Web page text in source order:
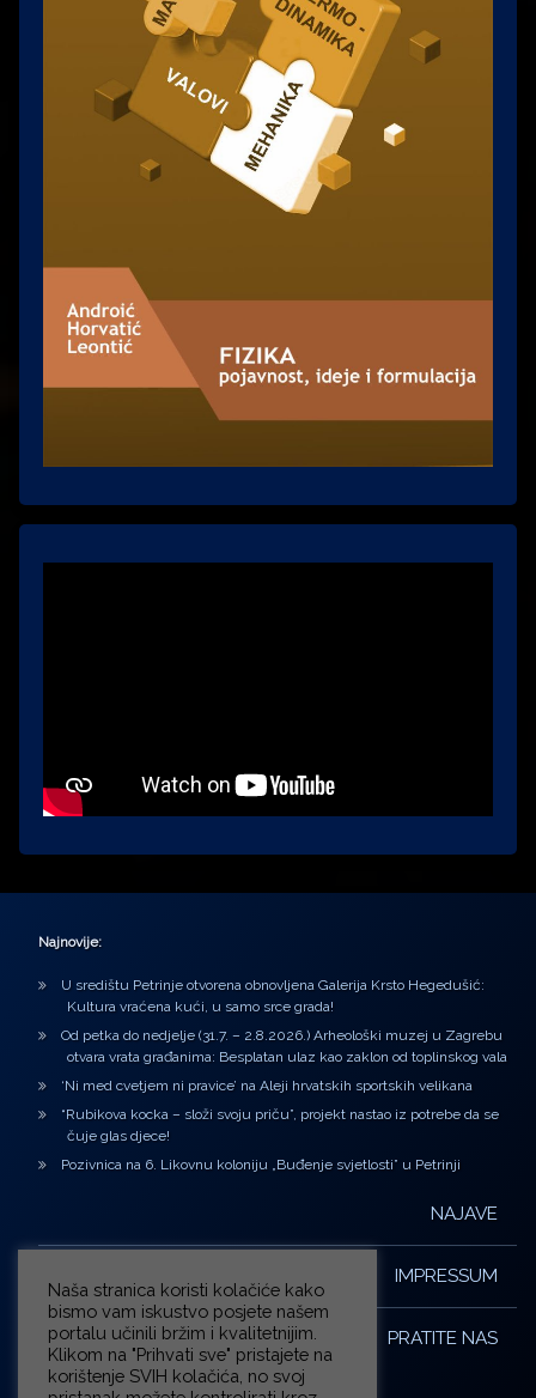
Najnovije:
U središtu Petrinje otvorena obnovljena Galerija Krsto Hegedušić:
Kultura vraćena kući, u samo srce grada!
Od petka do nedjelje (31.7. – 2.8.2026.) Arheološki muzej u Zagrebu
otvara vrata građanima: Besplatan ulaz kao zaklon od toplinskog vala
‘Ni med cvetjem ni pravice’ na Aleji hrvatskih sportskih velikana
“Rubikova kocka – složi svoju priču”, projekt nastao iz potrebe da se
čuje glas djece!
Pozivnica na 6. Likovnu koloniju „Buđenje svjetlosti” u Petrinji
NAJAVE
IMPRESSUM
PRATITE NAS
Naša stranica koristi kolačiće kako
bismo vam iskustvo posjete našem
portalu učinili bržim i kvalitetnijim.
Klikom na "Prihvati sve" pristajete na
korištenje SVIH kolačića, no svoj